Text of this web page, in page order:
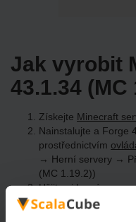
Jak vyrobit
43.1.34 (MC
Získejte Minecraft
Nainstalujte a Forge
prostřednictvím
→ Herní servery →
(MC 1.19.2))
Užijte si hraní na